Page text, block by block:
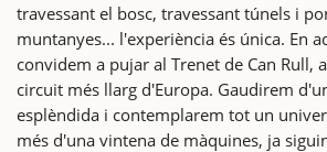
travessant el bosc, travessant túnels i
muntanyes... l'experiència és única. En
convidem a pujar al Trenet de Can Rull,
circuit més llarg d'Europa. Gaudirem
esplèndida i contemplarem tot un
més d'una vintena de màquines, ja